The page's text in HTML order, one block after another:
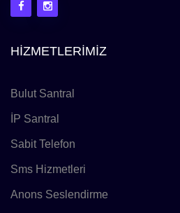
HİZMETLERİMİZ
Bulut Santral
İP Santral
Sabit Telefon
Sms Hizmetleri
Anons Seslendirme